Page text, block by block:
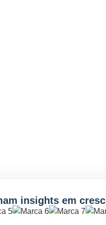
insights em